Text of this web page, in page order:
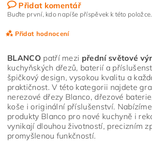
Přidat komentář
Buďte první, kdo napíše příspěvek k této položce.
Přidat hodnocení
BLANCO patří mezi přední světové
kuchyňských dřezů, baterií a
špičkový design, vysokou kvalitu a
praktičnost. V této kategorii najdete
nerezové dřezy Blanco, dřezové
koše i originální příslušenství.
produkty Blanco pro nové kuchyně i
vynikají dlouhou životností, precizním
promyšlenou funkčností.